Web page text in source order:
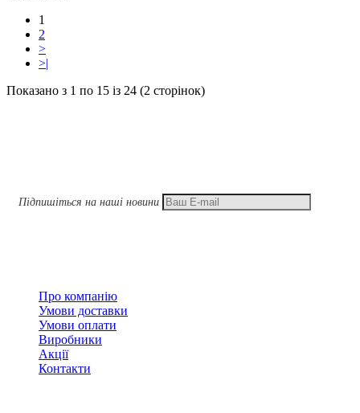
1
2
>
>|
Показано з 1 по 15 із 24 (2 сторінок)
Підпишіться на наші новини
Про компанію
Умови доставки
Умови оплати
Виробники
Акції
Контакти